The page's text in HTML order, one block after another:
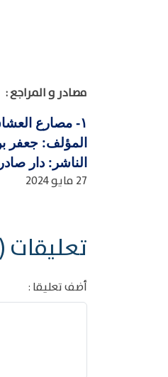
مصادر و المراجع :
١-
مصارع
المؤلف: جعفر بن
الناشر: دار
27 مايو 2024
تعليقات (0)
أضف تعليقا :